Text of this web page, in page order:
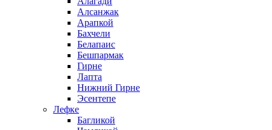
Алсанжак
Арапкой
Бахчели
Белапаис
Бешпармак
Гирне
Лапта
Нижний Гирне
Эсентепе
Лефке
Багликой